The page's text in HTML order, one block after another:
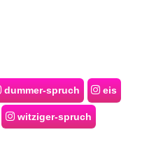
dummer-spruch eis
witziger-spruch